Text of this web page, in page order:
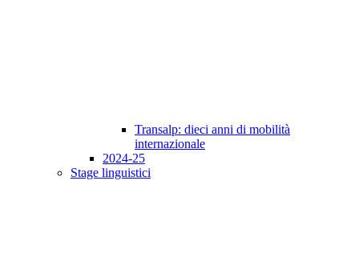
Transalp: dieci anni di mobilità
internazionale
2024-25
Stage linguistici